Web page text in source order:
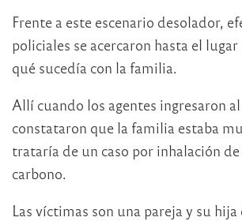
Frente a este escenario desolador,
policiales se acercaron hasta el
qué sucedía con la familia.
Allí cuando los agentes ingresaron
constataron que la familia estaba
trataría de un caso por inhalación
carbono.
Las víctimas son una pareja y su hija